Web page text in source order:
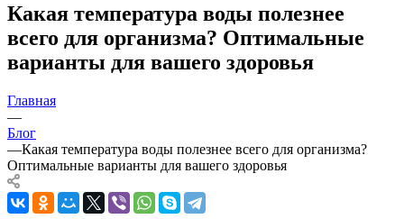
Какая температура воды полезнее
всего для организма? Оптимальные
варианты для вашего здоровья
Главная
—
Блог
—Какая температура воды полезнее всего для организма?
Оптимальные варианты для вашего здоровья